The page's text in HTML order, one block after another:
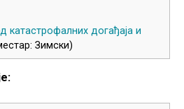
догађаја и
Зимски)